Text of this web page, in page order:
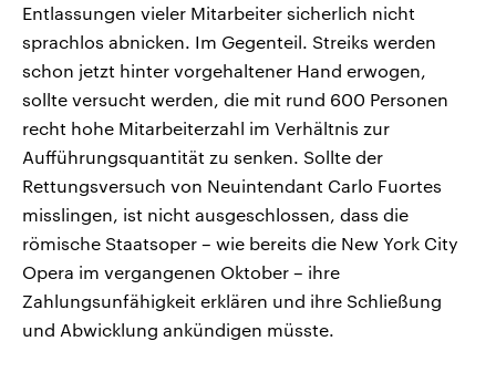
Entlassungen vieler Mitarbeiter sicherlich nicht
sprachlos abnicken. Im Gegenteil. Streiks werden
schon jetzt hinter vorgehaltener Hand erwogen,
sollte versucht werden, die mit rund 600 Personen
recht hohe Mitarbeiterzahl im Verhältnis zur
Aufführungsquantität zu senken. Sollte der
Rettungsversuch von Neuintendant Carlo Fuortes
misslingen, ist nicht ausgeschlossen, dass die
römische Staatsoper – wie bereits die New York City
Opera im vergangenen Oktober – ihre
Zahlungsunfähigkeit erklären und ihre Schließung
und Abwicklung ankündigen müsste.